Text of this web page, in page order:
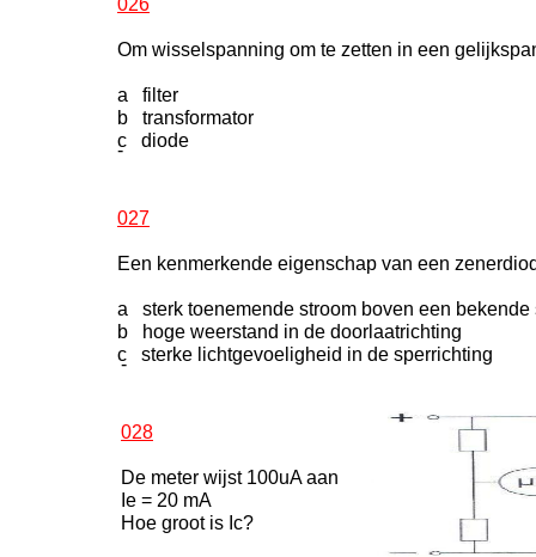
-
027
Een kenmerkende eigenschap van een
a sterk toenemende stroom boven een
b hoge weerstand in de doorlaatrichting
c sterke lichtgevoeligheid in de sperrichting
-
028
De meter wijst 100uA aan
Ie = 20 mA
Hoe groot is Ic?
026
Om wisselspanning om te zetten in een
a filter
b transformator
c diode